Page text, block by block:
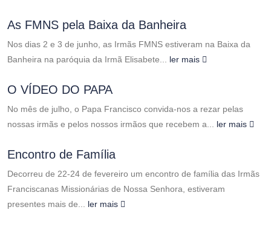
As FMNS pela Baixa da Banheira
Nos dias 2 e 3 de junho, as Irmãs FMNS estiveram na Baixa da
Banheira na paróquia da Irmã Elisabete... ler mais
O VÍDEO DO PAPA
No mês de julho, o Papa Francisco convida-nos a rezar pelas
nossas irmãs e pelos nossos irmãos que recebem a... ler mais
Encontro de Família
Decorreu de 22-24 de fevereiro um encontro de família das Irmãs
Franciscanas Missionárias de Nossa Senhora, estiveram
presentes mais de... ler mais